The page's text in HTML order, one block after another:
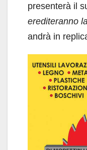
presenterà il
erediteranno
andrà in